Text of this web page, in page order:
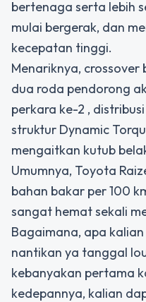
bertenaga serta lebih
mulai bergerak, dan
kecepatan tinggi.
Menariknya, crossover
dua roda pendorong
perkara ke-2 ,
struktur Dynamic
mengaitkan kutub
Umumnya, Toyota
bahan bakar per 100
sangat hemat sekali
Bagaimana, apa
nantikan ya tanggal
kebanyakan pertama
kedepannya, kalian